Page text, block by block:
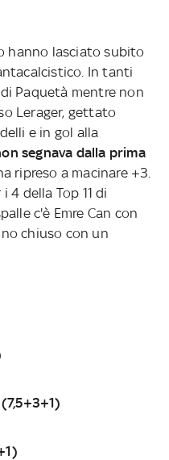
hanno lasciato subito
In tanti
Paquetà mentre non
Lerager, gettato
e in gol alla
segnava dalla prima
ripreso a macinare +3.
della Top 11 di
c'è Emre Can con
chiuso con un